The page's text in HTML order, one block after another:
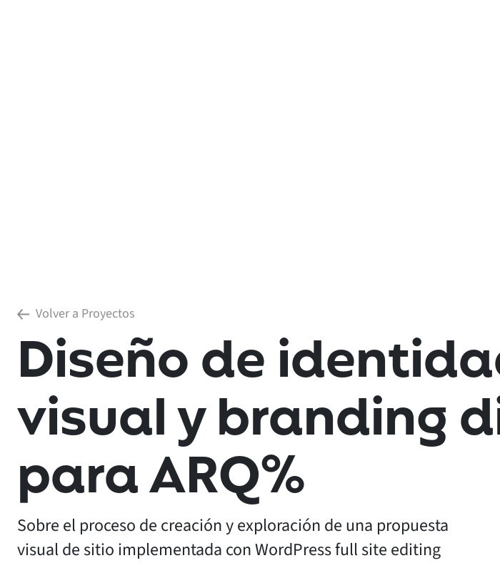
Volver a Proyectos
Diseño de
visual y branding
para ARQ%
Sobre el proceso de creación y exploración de una propuesta
visual de sitio implementada con WordPress full site editing